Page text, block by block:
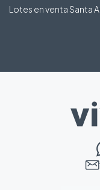
Lotes en venta Santa